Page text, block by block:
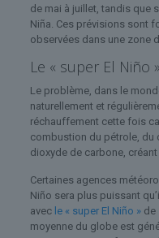
de mai à juillet, tandis que
Niña. Ces prévisions sont
observées dans une zone
Le « super El Niño
Le problème, dans le
naturellement et
réchauffement cette fois
combustion du pétrole, du
dioxyde de carbone,
Certaines agences
Niño sera plus puissant
avec le « super El Niño »de
moyenne du globe est